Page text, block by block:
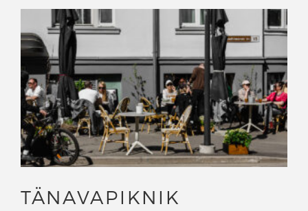
TÄNAVAPIKNIK